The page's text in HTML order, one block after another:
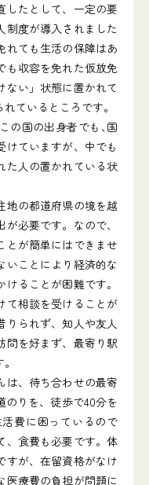
したとして、一定の要
制度が導入されました
れても生活の保障はあ
も収容を免れた仮放免
ない」状態に置かれて
ているところです。
の国の出身者でも､国
けていますが、中でも
た人の置かれている状
地の都道府県の境を越
必要です。なので、
とが簡単にはできませ
いことにより経済的な
ることが困難です。
て相談を受けることが
りられず、知人や友人
問を好まず、最寄り駅
、待ち合わせの最寄
のりを、徒歩で40分を
費に困っているので
、食費も必要です。体
すが、在留資格がなけ
医療費の負担が問題に